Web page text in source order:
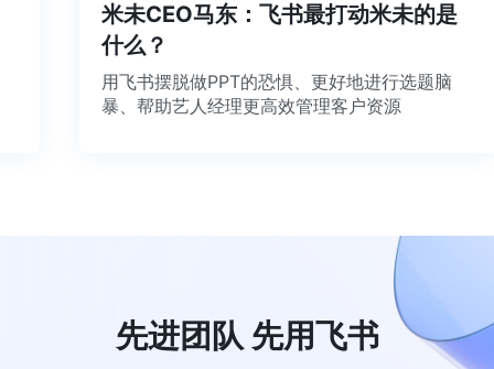
米未CEO马东：飞书最打动米未的是
什么？
用飞书摆脱做PPT的恐惧、更好地进行选题脑
暴、帮助艺人经理更高效管理客户资源
先进团队 先用飞书